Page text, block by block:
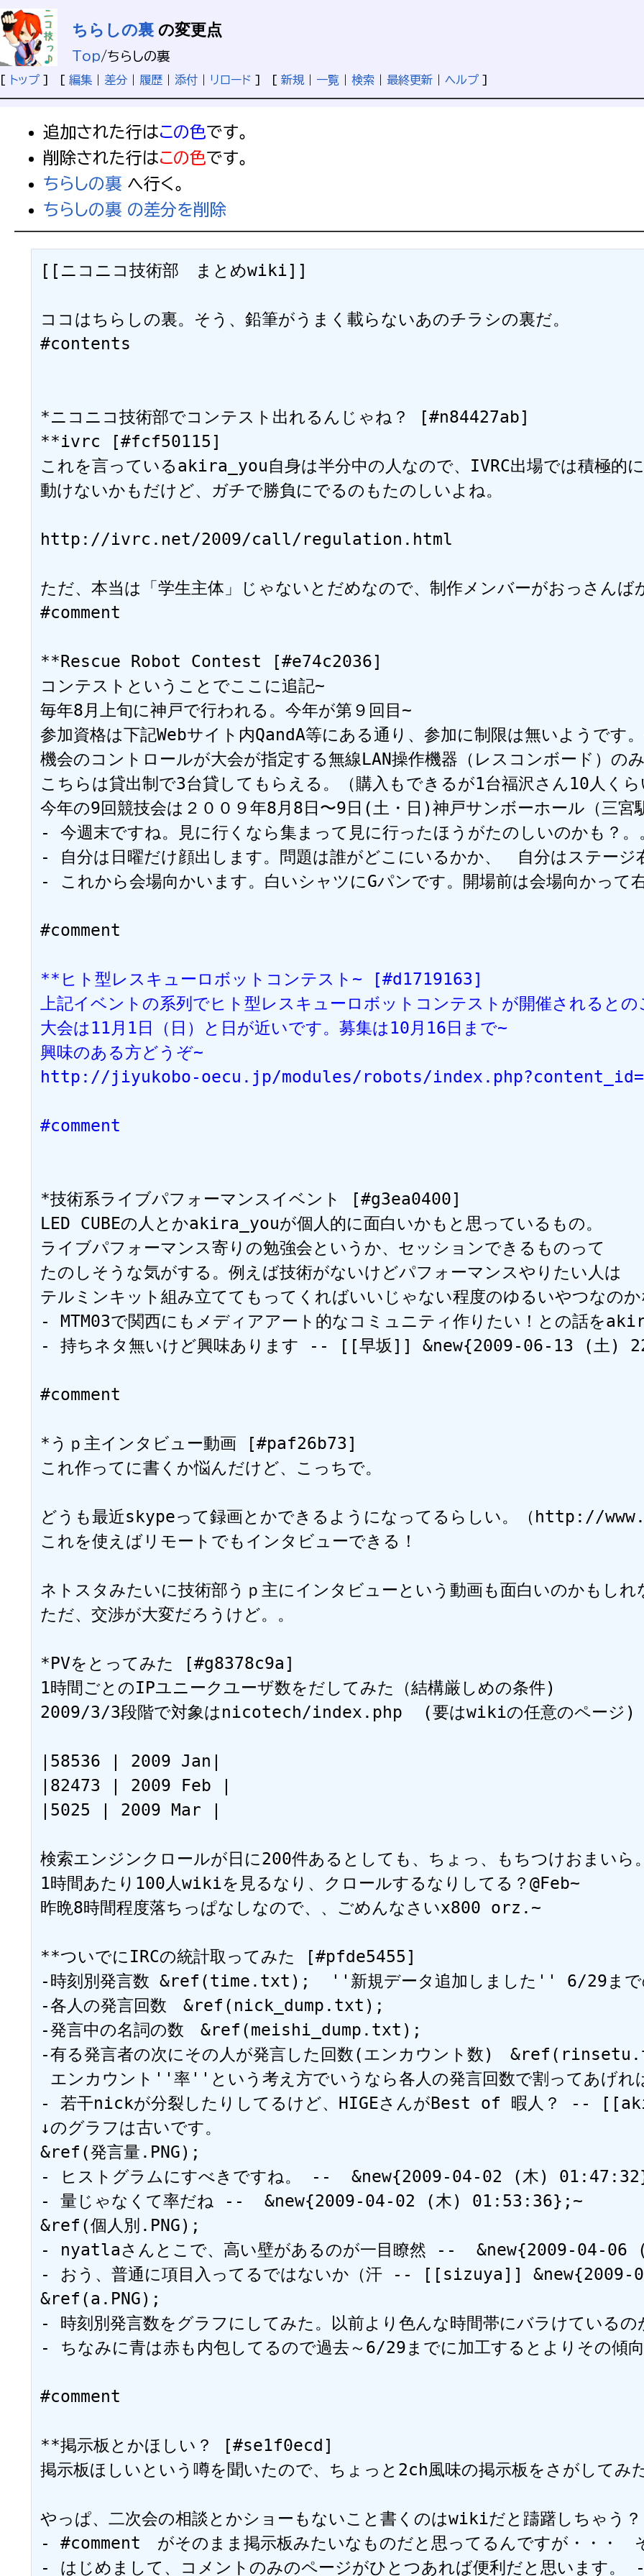
ちらしの裏 の変更点
Top/ちらしの裏
[ トップ ] [ 編集 差分 履歴 添付 リロード ] [ 新規 一覧 検索 最終更新 ヘルプ ]
追加された行はこの色です。
削除された行はこの色です。
ちらしの裏 へ行く。
ちらしの裏 の差分を削除
[[ニコニコ技術部　まとめwiki]]
ココはちらしの裏。そう、鉛筆がうまく載らないあのチラシの裏だ。
#contents
*ニコニコ技術部でコンテスト出れるんじゃね？ [#n84427ab]
**ivrc [#fcf50115]
これを言っているakira_you自身は半分中の人なので、IVRC出場では積極的
動けないかもだけど、ガチで勝負にでるのもたのしいよね。
http://ivrc.net/2009/call/regulation.html
ただ、本当は「学生主体」じゃないとだめなので、制作メンバーがおっさん
#comment
**Rescue Robot Contest [#e74c2036]
コンテストということでここに追記~
毎年8月上旬に神戸で行われる。今年が第９回目~
参加資格は下記Webサイト内QandA等にある通り、参加に制限は無いようです
機会のコントロールが大会が指定する無線LAN操作機器（レスコンボード）の
こちらは貸出制で3台貸してもらえる。（購入もできるが1台福沢さん10人く
今年の9回競技会は２００９年8月8日〜9日(土・日)神戸サンボーホール（三宮
- 今週末ですね。見に行くなら集まって見に行ったほうがたのしいの
- 自分は日曜だけ顔出します。問題は誰がどこにいるかか、　自分は
- これから会場向かいます。白いシャツにGパンです。開場前は会場
#comment
**ヒト型レスキューロボットコンテスト~ [#d1719163]
上記イベントの系列でヒト型レスキューロボットコンテストが開催されるとの
大会は11月1日（日）と日が近いです。募集は10月16日まで~
興味のある方どうぞ~
http://jiyukobo-oecu.jp/modules/robots/
#comment